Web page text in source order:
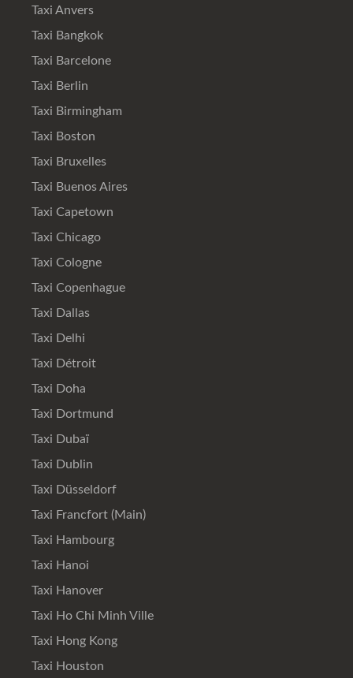
Taxi Anvers
Taxi Bangkok
Taxi Barcelone
Taxi Berlin
Taxi Birmingham
Taxi Boston
Taxi Bruxelles
Taxi Buenos Aires
Taxi Capetown
Taxi Chicago
Taxi Cologne
Taxi Copenhague
Taxi Dallas
Taxi Delhi
Taxi Détroit
Taxi Doha
Taxi Dortmund
Taxi Dubaï
Taxi Dublin
Taxi Düsseldorf
Taxi Francfort (Main)
Taxi Hambourg
Taxi Hanoi
Taxi Hanover
Taxi Ho Chi Minh Ville
Taxi Hong Kong
Taxi Houston